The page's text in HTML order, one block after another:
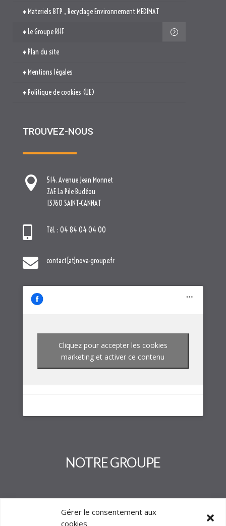
Gérer le consentement aux
cookies
♦ Materiels BTP , Recyclage Environnement MEDIMAT
♦ Le Groupe RHF
♦ Plan du site
♦ Mentions légales
♦ Politique de cookies (UE)
TROUVEZ-NOUS

514. Avenue Jean Monnet
ZAE La Pile Budéou
13760 SAINT-CANNAT
 Tél. : 04 84 04 04 00
 contact[at]nova-groupe.fr
Cliquez pour accepter les cookies
marketing et activer ce contenu
NOTRE GROUPE